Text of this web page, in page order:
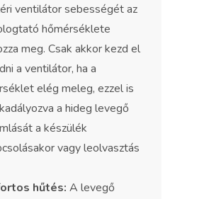
ventilátor sebességét az
hőmérséklete
meg. Csak akkor kezd el
a ventilátor, ha a
elég meleg, ezzel is
a hideg levegő
a készülék
vagy leolvasztás
hűtés: A levegő